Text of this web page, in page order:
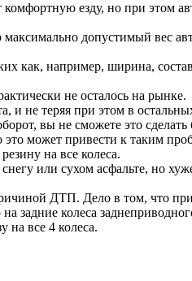
езду, но при этом
допустимый вес
как, например, ширина,
не осталось на рынке.
и не теряя при этом в
вы не сможете это сделать
может привести к таким
на все колеса.
или сухом асфальте, но
ДТП. Дело в том, что
задние колеса
на все 4 колеса.